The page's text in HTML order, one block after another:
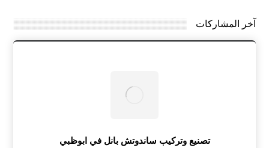
آخر المشاركات
تصنيع وتركيب ساندوتش بانل في ابوظبي